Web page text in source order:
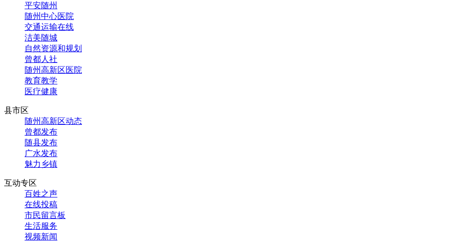
平安随州
随州中心医院
交通运输在线
洁美随城
自然资源和规划
曾都人社
随州高新区医院
教育教学
医疗健康
县市区
随州高新区动态
曾都发布
随县发布
广水发布
魅力乡镇
互动专区
百姓之声
在线投稿
市民留言板
生活服务
视频新闻